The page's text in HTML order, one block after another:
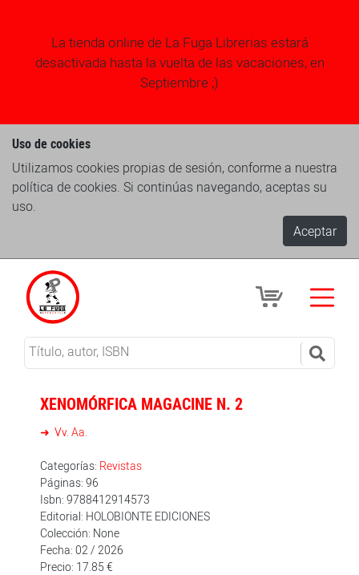
La tienda online de La Fuga Librerias estará
desactivada hasta la vuelta de las vacaciones, en
Septiembre ;)
Uso de cookies
Utilizamos cookies propias de sesión, conforme a nuestra
política de cookies. Si continúas navegando, aceptas su
uso.
Aceptar
XENOMÓRFICA MAGACINE N. 2
Vv. Aa.
Categorías: Revistas
Páginas: 96
Isbn: 9788412914573
Editorial: HOLOBIONTE EDICIONES
Colección: None
Fecha: 02 / 2026
Precio: 17.85 €